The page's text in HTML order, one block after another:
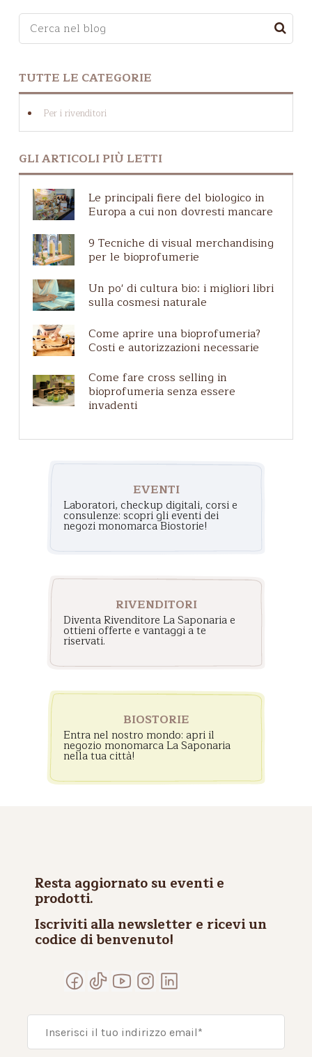
preparazione
competenze
gradi. 10 consigli
pratici per la tua
attività
che mai è
importante offrire
questo devi sapere
tua clientela.
quale possiamo
chiedere aiuto a
sempre tutto quello
corpo che per lo
Questo è un campo di ricerca con una funzionalità
TUTTE LE CATEGORIE
Per i rivenditori
GLI ARTICOLI PIÙ LETTI
Le principali fiere del biologico in
Europa a cui non dovresti mancare
9 Tecniche di visual merchandising
per le bioprofumerie
Un po' di cultura bio: i migliori libri
sulla cosmesi naturale
Come aprire una bioprofumeria?
Costi e autorizzazioni necessarie
Come fare cross selling in
bioprofumeria senza essere
invadenti
EVENTI
Laboratori, checkup digitali, corsi e
consulenze: scopri gli eventi dei
negozi monomarca Biostorie!
RIVENDITORI
Diventa Rivenditore La Saponaria e
ottieni offerte e vantaggi a te
riservati.
BIOSTORIE
Entra nel nostro mondo: apri il
negozio monomarca La Saponaria
nella tua città!
Resta aggiornato su eventi e
prodotti.
Iscriviti alla newsletter e ricevi un
codice di benvenuto!